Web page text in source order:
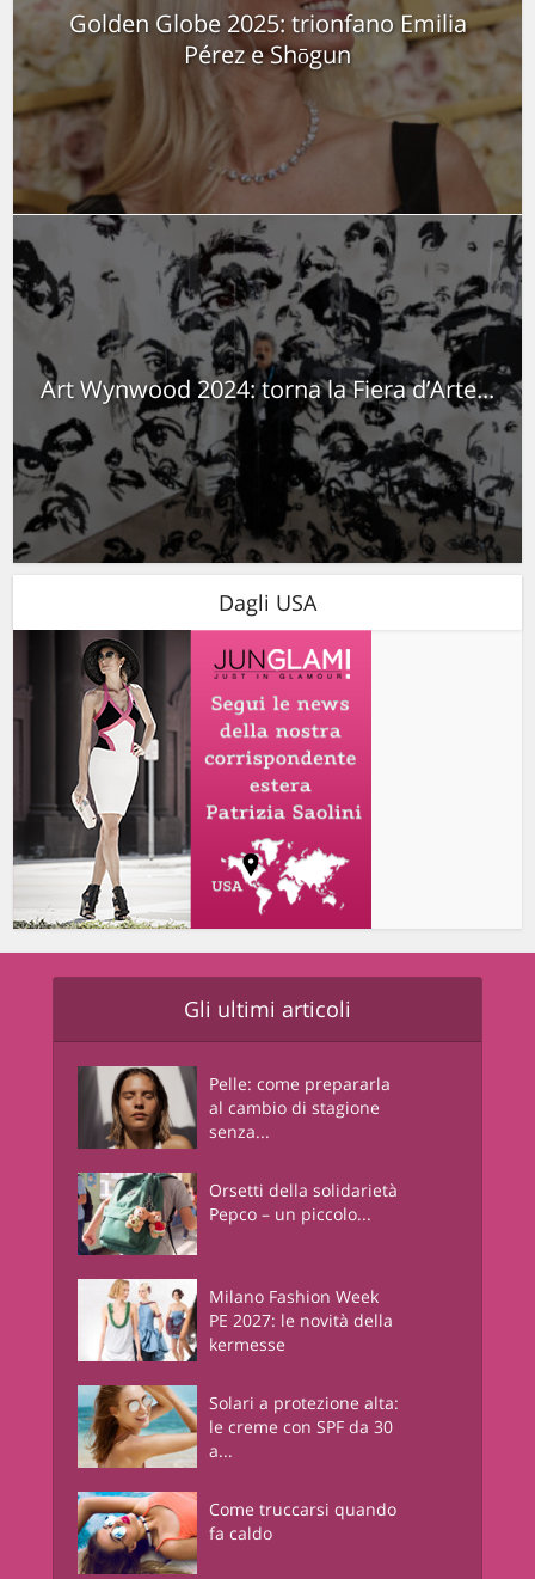
Golden Globe 2025: trionfano Emilia
Pérez e Shōgun
Art Wynwood 2024: torna la Fiera d’Arte...
Dagli USA
Gli ultimi articoli
Pelle: come prepararla
al cambio di stagione
senza...
Orsetti della solidarietà
Pepco – un piccolo...
Milano Fashion Week
PE 2027: le novità della
kermesse
Solari a protezione alta:
le creme con SPF da 30
a...
Come truccarsi quando
fa caldo